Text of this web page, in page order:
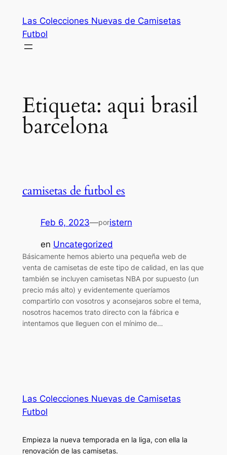
contenido
Las Colecciones Nuevas de Camisetas
Futbol
Etiqueta: aqui brasil
barcelona
camisetas de futbol es
Feb 6, 2023—poristern
en Uncategorized
Básicamente hemos abierto una pequeña web de
venta de camisetas de este tipo de calidad, en las que
también se incluyen camisetas NBA por supuesto (un
precio más alto) y evidentemente queríamos
compartirlo con vosotros y aconsejaros sobre el tema,
nosotros hacemos trato directo con la fábrica e
intentamos que lleguen con el mínimo de…
Las Colecciones Nuevas de Camisetas
Futbol
Empieza la nueva temporada en la liga, con ella la
renovación de las camisetas.